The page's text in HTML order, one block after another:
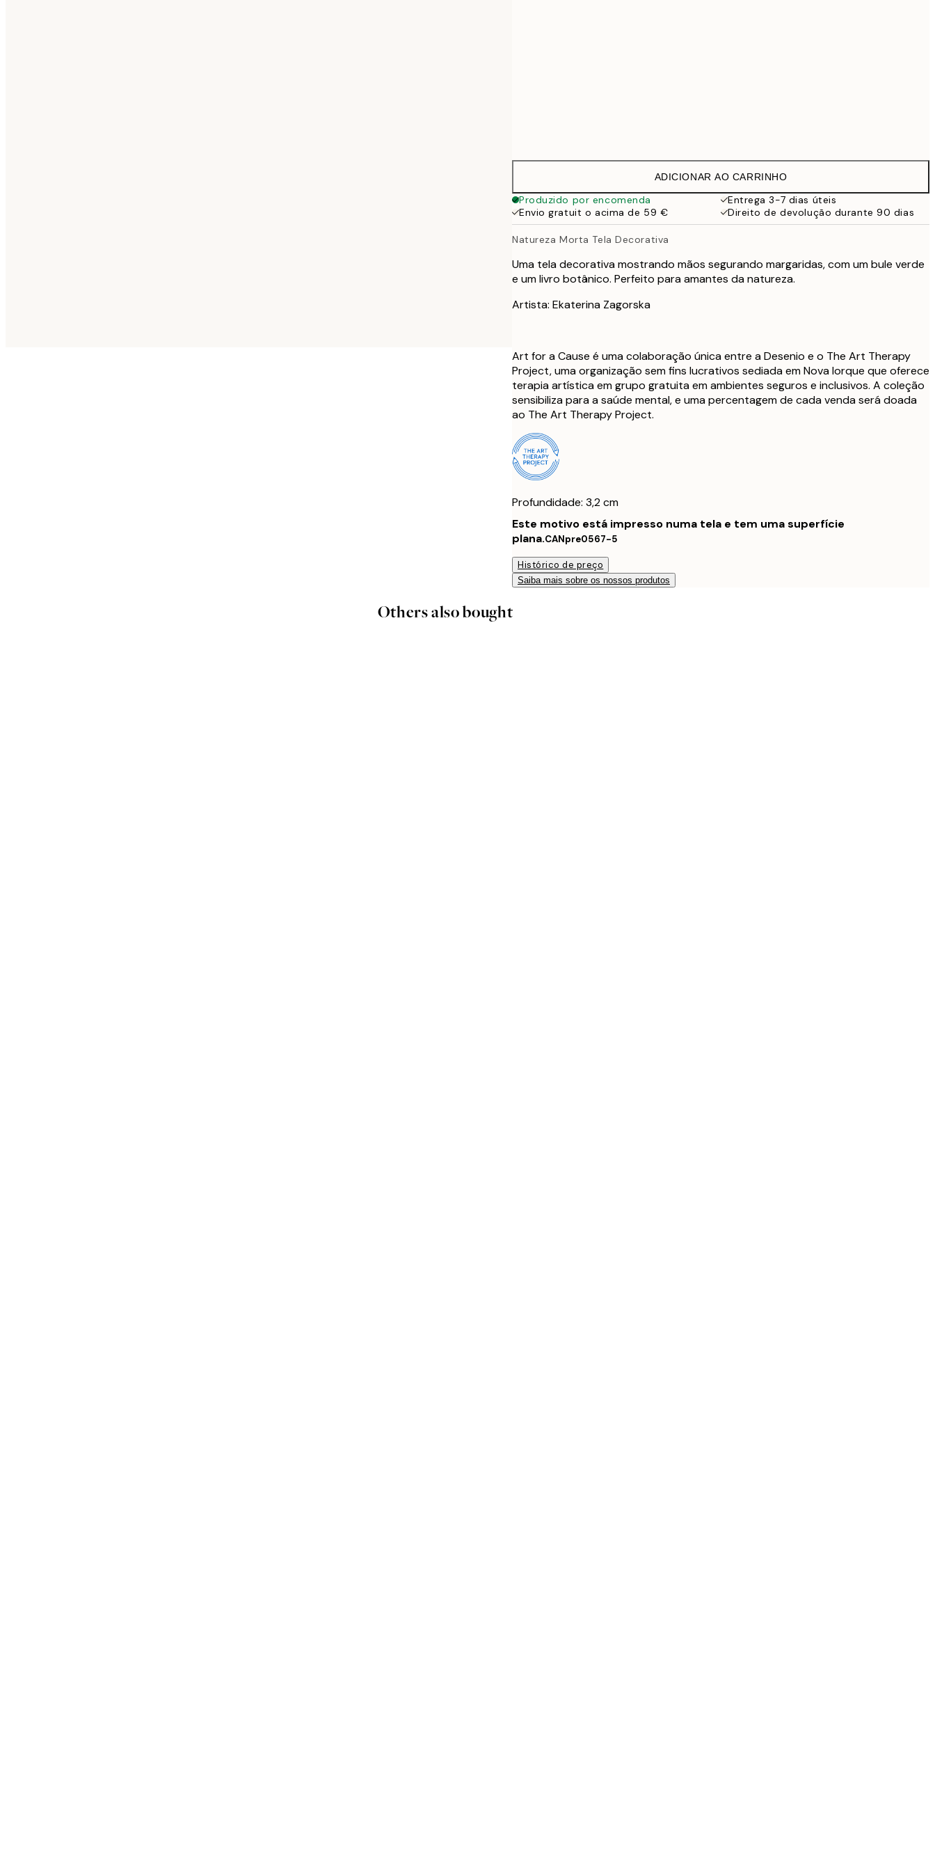
ADICIONAR AO CARRINHO
Produzido por encomenda
Entrega 3-7 dias úteis
Envio gratuit o acima de 59 €
Direito de devolução durante 90 dias
Natureza Morta Tela Decorativa
Uma tela decorativa mostrando mãos segurando margaridas, com um bule verde
e um livro botânico. Perfeito para amantes da natureza.
Artista: Ekaterina Zagorska
Art for a Cause é uma colaboração única entre a Desenio e o The Art Therapy
Project, uma organização sem fins lucrativos sediada em Nova Iorque que oferece
terapia artística em grupo gratuita em ambientes seguros e inclusivos. A coleção
sensibiliza para a saúde mental, e uma percentagem de cada venda será doada
ao The Art Therapy Project.
Profundidade: 3,2 cm
Este motivo está impresso numa tela e tem uma superfície
plana.CANpre0567-5
Histórico de preço
Saiba mais sobre os nossos produtos
Others also bought